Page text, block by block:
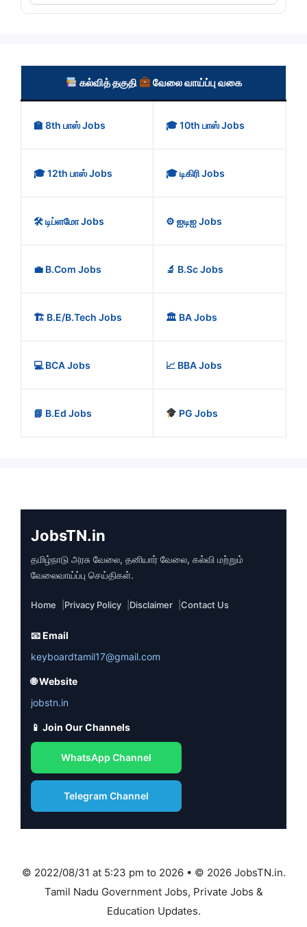
கல்வித் தகுதி வேலை வாய்ப்பு வகை
🏫 8th பாஸ் Jobs 🎓 10th பாஸ் Jobs
🎓 12th பாஸ் Jobs 🎓 டிகிரி Jobs
🛠️ டிப்ளமோ Jobs ⚙️ ஐடிஐ Jobs
💼 B.Com Jobs 🔬 B.Sc Jobs
🏗️ B.E/B.Tech Jobs 🏛️ BA Jobs
💻 BCA Jobs 📈 BBA Jobs
📘 B.Ed Jobs PG Jobs
JobsTN.in
தமிழ்நாடு அரசு வேலை, தனியார் வேலை, கல்வி மற்றும்
வேலைவாய்ப்பு செய்திகள்.
Home Privacy Policy Disclaimer Contact Us
📧 Email
keyboardtamil17@gmail.com
🌐 Website
jobstn.in
📱 Join Our Channels
WhatsApp Channel
Telegram Channel
© 2022/08/31 at 5:23 pm to 2026 • © 2026 JobsTN.in.
Tamil Nadu Government Jobs, Private Jobs &
Education Updates.